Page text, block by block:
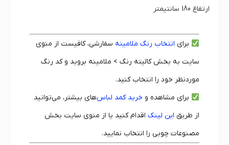
ارتفاع 180 سانتیمتر
برای انتخاب رنگ ملامینه سفارشی، کافیست از منوی
سایت به بخش کالیته رنگ > ملامینه بروید و کد رنگ
موردنظر خود را انتخاب کنید.
برای مشاهده و خرید کمد لباس‌های بیشتر، می‌توانید
از طریق این لینک اقدام کنید یا از منوی سایت بخش
مصنوعات چوبی را انتخاب نمایید.